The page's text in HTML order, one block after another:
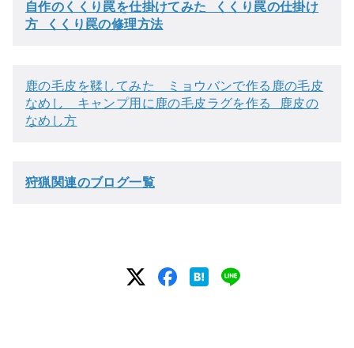
自作のくくり罠を仕掛けてみた くくり罠の仕掛け
方 くくり罠の修理方法
鹿の毛皮を鞣してみた　ミョウバンで作る鹿の毛皮
なめし　キャンプ用に鹿の毛皮ラグを作る 鹿皮の
なめし方
狩猟関連のブログ一覧